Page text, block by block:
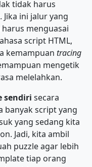
tidak harus
ini jalur yang
menguasai
script HTML,
kemampuan tracing
mengetik
melelahkan.
sendiri secara
banyak script yang
yang sedang kita
Jadi, kita ambil
puzzle agar lebih
tiap orang